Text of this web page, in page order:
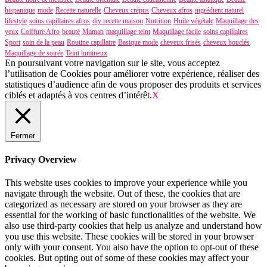
hispanique mode Recette naturelle Cheveux crépus Cheveux afros ingrédient naturel
lifestyle soins capillaires afros diy recette maison Nutrition Huile végétale Maquillage des
yeux Coiffure Afro beauté Maman maquillage teint Maquillage facile soins capillaires
Sport soin de la peau Routine capillaire Basique mode cheveux frisés cheveux bouclés
Maquillage de soirée Teint lumineux
En poursuivant votre navigation sur le site, vous acceptez
l’utilisation de Cookies pour améliorer votre expérience, réaliser des
statistiques d’audience afin de vous proposer des produits et services
ciblés et adaptés à vos centres d’intérêt.X
Fermer
Privacy Overview
This website uses cookies to improve your experience while you
navigate through the website. Out of these, the cookies that are
categorized as necessary are stored on your browser as they are
essential for the working of basic functionalities of the website. We
also use third-party cookies that help us analyze and understand how
you use this website. These cookies will be stored in your browser
only with your consent. You also have the option to opt-out of these
cookies. But opting out of some of these cookies may affect your